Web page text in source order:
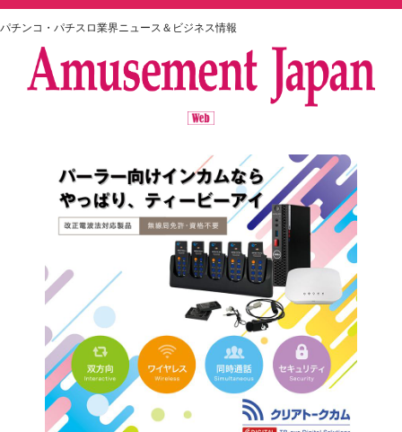
パチンコ・パチスロ業界ニュース＆ビジネス情報